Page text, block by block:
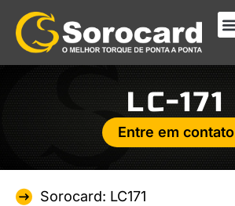
LC-171
Entre em contato
Sorocard: LC171